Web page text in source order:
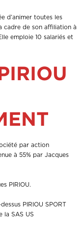
d’animer toutes les
cadre de son affiliation à
emploie 10 salariés et
par action
à 55% par Jacques
PIRIOU.
PIRIOU SPORT
la SAS US